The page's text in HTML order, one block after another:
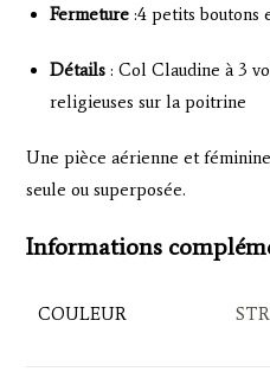
Fermeture :4 petits boutons
Détails : Col Claudine à 3
religieuses sur la poitrine
Une pièce aérienne et
seule ou superposée.
Informations
COULEUR